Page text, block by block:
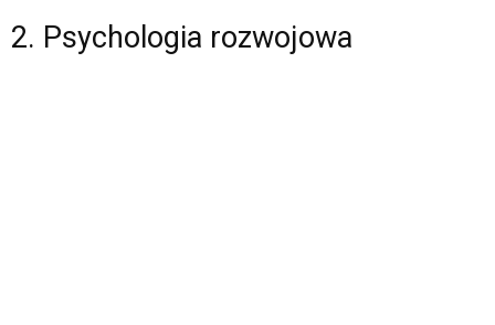
2. Psychologia rozwojowa